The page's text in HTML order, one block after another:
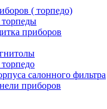
( торпедо)
торпеды
приборов
салонного фильтра
приборов